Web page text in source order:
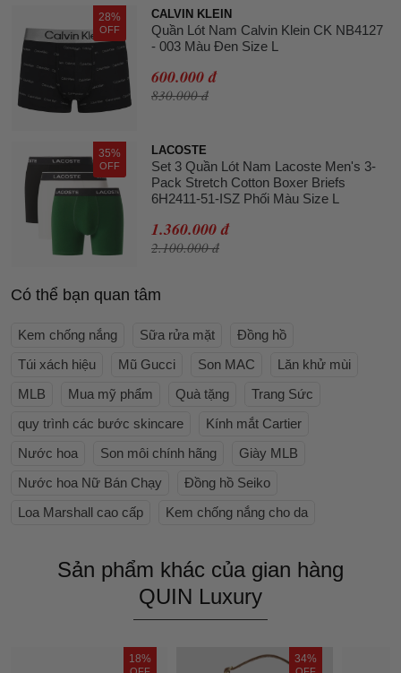
28%
OFF
CALVIN KLEIN
Quần Lót Nam Calvin Klein CK NB4127
- 003 Màu Đen Size L
600.000 đ
830.000 đ
35%
OFF
LACOSTE
Set 3 Quần Lót Nam Lacoste Men's 3-
Pack Stretch Cotton Boxer Briefs
6H2411-51-ISZ Phối Màu Size L
1.360.000 đ
2.100.000 đ
Có thể bạn quan tâm
Kem chống nắng Sữa rửa mặt
Đồng hồ
Túi xách hiệu
Mũ Gucci Son MAC
Lăn khử mùi
MLB
Mua mỹ phẩm Quà tặng
Trang Sức
quy trình các bước skincare
Kính mắt Cartier
Nước hoa
Son môi chính hãng
Giày MLB
Nước hoa Nữ Bán Chạy
Đồng hồ Seiko
Loa Marshall cao cấp
Kem chống nắng cho da
Sản phẩm khác của gian hàng
QUIN Luxury
18% 34%